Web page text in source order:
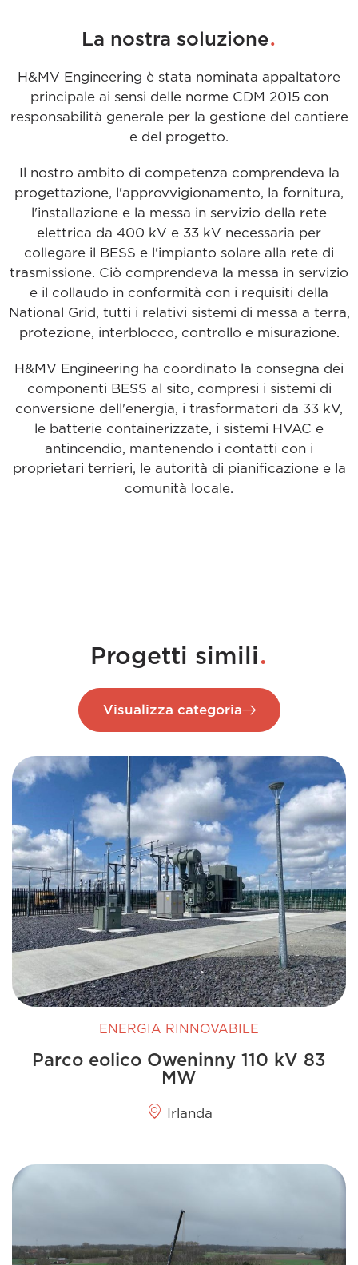
La nostra soluzione.
H&MV Engineering è stata nominata appaltatore
principale ai sensi delle norme CDM 2015 con
responsabilità generale per la gestione del cantiere
e del progetto.
Il nostro ambito di competenza comprendeva la
progettazione, l'approvvigionamento, la fornitura,
l'installazione e la messa in servizio della rete
elettrica da 400 kV e 33 kV necessaria per
collegare il BESS e l'impianto solare alla rete di
trasmissione. Ciò comprendeva la messa in servizio
e il collaudo in conformità con i requisiti della
National Grid, tutti i relativi sistemi di messa a terra,
protezione, interblocco, controllo e misurazione.
H&MV Engineering ha coordinato la consegna dei
componenti BESS al sito, compresi i sistemi di
conversione dell'energia, i trasformatori da 33 kV,
le batterie containerizzate, i sistemi HVAC e
antincendio, mantenendo i contatti con i
proprietari terrieri, le autorità di pianificazione e la
comunità locale.
Progetti simili.
Visualizza categoria
ENERGIA RINNOVABILE
Parco eolico Oweninny 110 kV 83
MW
Irlanda